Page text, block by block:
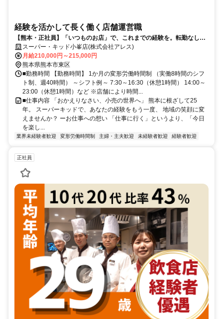
経験を活かして長く働く店舗運営職
【熊本・正社員】「いつものお店」で、これまでの経験を。転勤なし＆
地域限定社員
スーパー・キッド小峯店(株式会社アレス)
月給210,000円～215,000円
熊本県熊本市東区
■勤務時間 【勤務時間】 1か月の変形労働時間制 （実働8時間のシフ
ト制、週40時間） ～シフト例～ 7:30～16:30（休憩1時間） 14:00～
23:00（休憩1時間）など ※店舗により時間...
■仕事内容 「おかえりなさい、小売の世界へ」 熊本に根ざして25
年。 スーパーキッドで、あなたの経験をもう一度、 地域の笑顔に変
えませんか？ ーお仕事への想い 「仕事に行く」というより、「今日
を楽し...
業界未経験者歓迎 変形労働時間制 主婦・主夫歓迎 未経験者歓迎 経験者歓迎
正社員